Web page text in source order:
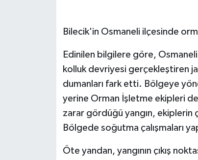
Bilecik'in Osmaneli ilçesinde
Edinilen bilgilere göre,
kolluk devriyesi gerçekleştiren
dumanları fark etti. Bölgeye
yerine Orman İşletme ekipleri
zarar gördüğü yangın, ekiplerin
Bölgede soğutma çalışmaları
Öte yandan, yangının çıkış
HABERDE İNSAN
İş Dünyası